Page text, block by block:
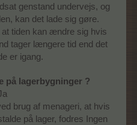
genstand undervejs, og
kan det lade sig gøre.
tiden kan ændre sig hvis
tager længere tid end det
er igang.
på lagerbygninger ?
brug af menageri, at hvis
på lager, fodres Ingen